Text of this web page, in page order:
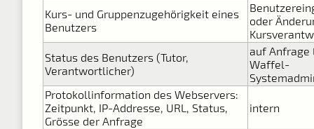
Kurs- und Gruppenzugehörigkeit eines
Benutzers
oder
Status des Benutzers (Tutor,
Verantwortlicher)
auf Anfrage
Waffel-
Protokollinformation des Webservers:
Zeitpunkt, IP-Addresse, URL, Status,
Grösse der Anfrage
intern